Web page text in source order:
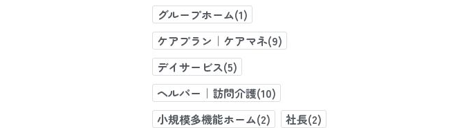
グループホーム(1)
ケアプラン｜ケアマネ(9)
デイサービス(5)
ヘルパー｜訪問介護(10)
小規模多機能ホーム(2)
社長(2)